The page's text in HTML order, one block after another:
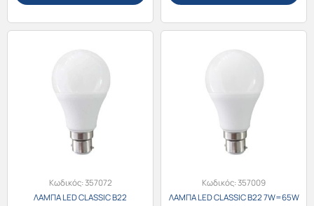
Κωδικός:357072
ΛΑΜΠΑ LED CLASSIC B22
Κωδικός:357009
ΛΑΜΠΑ LED CLASSIC B22 7W=65W